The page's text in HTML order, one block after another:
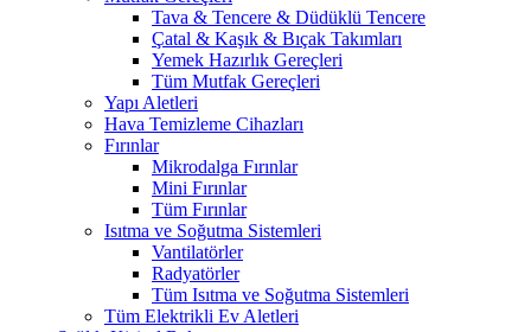
Tava & Tencere & Düdüklü Tencere
Çatal & Kaşık & Bıçak Takımları
Yemek Hazırlık Gereçleri
Tüm Mutfak Gereçleri
Yapı Aletleri
Hava Temizleme Cihazları
Fırınlar
Mikrodalga Fırınlar
Mini Fırınlar
Tüm Fırınlar
Isıtma ve Soğutma Sistemleri
Vantilatörler
Radyatörler
Tüm Isıtma ve Soğutma Sistemleri
Tüm Elektrikli Ev Aletleri